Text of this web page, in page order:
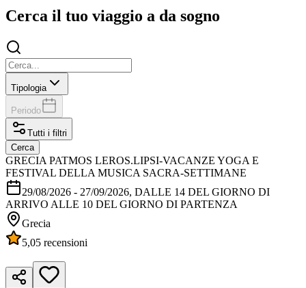
Cerca il tuo viaggio a da sogno
Tipologia
Periodo
Tutti i filtri
Cerca
GRECIA PATMOS LEROS.LIPSI-VACANZE YOGA E
FESTIVAL DELLA MUSICA SACRA-SETTIMANE
29/08/2026 - 27/09/2026, DALLE 14 DEL GIORNO DI
ARRIVO ALLE 10 DEL GIORNO DI PARTENZA
Grecia
5,05 recensioni